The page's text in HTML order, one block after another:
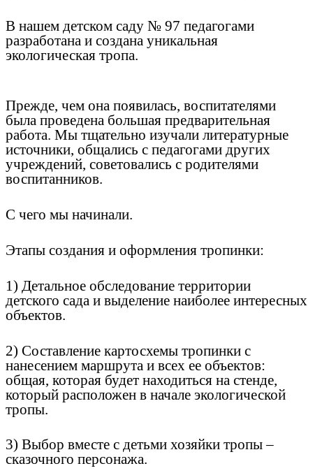
В нашем детском саду № 97 педагогами
разработана и создана уникальная
экологическая тропа.
Прежде, чем она появилась, воспитателями
была проведена большая предварительная
работа. Мы тщательно изучали литературные
источники, общались с педагогами других
учреждений, советовались с родителями
воспитанников.
С чего мы начинали.
Этапы создания и оформления тропинки:
1) Детальное обследование территории
детского сада и выделение наиболее интересных
объектов.
2) Составление картосхемы тропинки с
нанесением маршрута и всех ее объектов:
общая, которая будет находиться на стенде,
который расположен в начале экологической
тропы.
3) Выбор вместе с детьми хозяйки тропы –
сказочного персонажа.